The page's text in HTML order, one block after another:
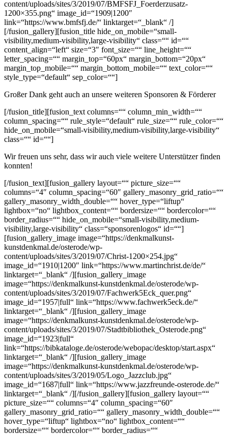
content/uploads/sites/3/2019/07/BMFSFJ_Foerderzusatz-
1200×355.png“ image_id=“1909|1200″
link=“https://www.bmfsfj.de/“ linktarget=“_blank“ /]
[/fusion_gallery][fusion_title hide_on_mobile=“small-
visibility,medium-visibility,large-visibility“ class=““ id=““
content_align=“left“ size=“3″ font_size=““ line_height=““
letter_spacing=““ margin_top=“60px“ margin_bottom=“20px“
margin_top_mobile=““ margin_bottom_mobile=““ text_color=““
style_type=“default“ sep_color=““]
Großer Dank geht auch an unsere weiteren Sponsoren & Förderer
[/fusion_title][fusion_text columns=““ column_min_width=““
column_spacing=““ rule_style=“default“ rule_size=““ rule_color=““
hide_on_mobile=“small-visibility,medium-visibility,large-visibility“
class=““ id=““]
Wir freuen uns sehr, dass wir auch viele weitere Unterstützer finden
konnten!
[/fusion_text][fusion_gallery layout=““ picture_size=““
columns=“4″ column_spacing=“60″ gallery_masonry_grid_ratio=““
gallery_masonry_width_double=““ hover_type=“liftup“
lightbox=“no“ lightbox_content=““ bordersize=““ bordercolor=““
border_radius=““ hide_on_mobile=“small-visibility,medium-
visibility,large-visibility“ class=“sponsorenlogos“ id=““]
[fusion_gallery_image image=“https://denkmalkunst-
kunstdenkmal.de/osterode/wp-
content/uploads/sites/3/2019/07/Christ-1200×254.jpg“
image_id=“1910|1200″ link=“https://www.martinchrist.de/de/“
linktarget=“_blank“ /][fusion_gallery_image
image=“https://denkmalkunst-kunstdenkmal.de/osterode/wp-
content/uploads/sites/3/2019/07/Fachwerk5Eck_quer.png“
image_id=“1957|full“ link=“https://www.fachwerk5eck.de/“
linktarget=“_blank“ /][fusion_gallery_image
image=“https://denkmalkunst-kunstdenkmal.de/osterode/wp-
content/uploads/sites/3/2019/07/Stadtbibliothek_Osterode.png“
image_id=“1923|full“
link=“https://bibkataloge.de/osterode/webopac/desktop/start.aspx“
linktarget=“_blank“ /][fusion_gallery_image
image=“https://denkmalkunst-kunstdenkmal.de/osterode/wp-
content/uploads/sites/3/2019/05/Logo_Jazzclub.jpg“
image_id=“1687|full“ link=“https://www.jazzfreunde-osterode.de/“
linktarget=“_blank“ /][/fusion_gallery][fusion_gallery layout=““
picture_size=““ columns=“4″ column_spacing=“60″
gallery_masonry_grid_ratio=““ gallery_masonry_width_double=““
hover_type=“liftup“ lightbox=“no“ lightbox_content=““
bordersize=““ bordercolor=““ border_radius=““